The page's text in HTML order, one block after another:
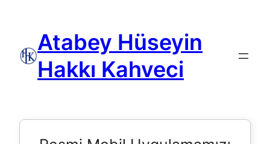
Atabey Hüseyin
Hakkı Kahveci